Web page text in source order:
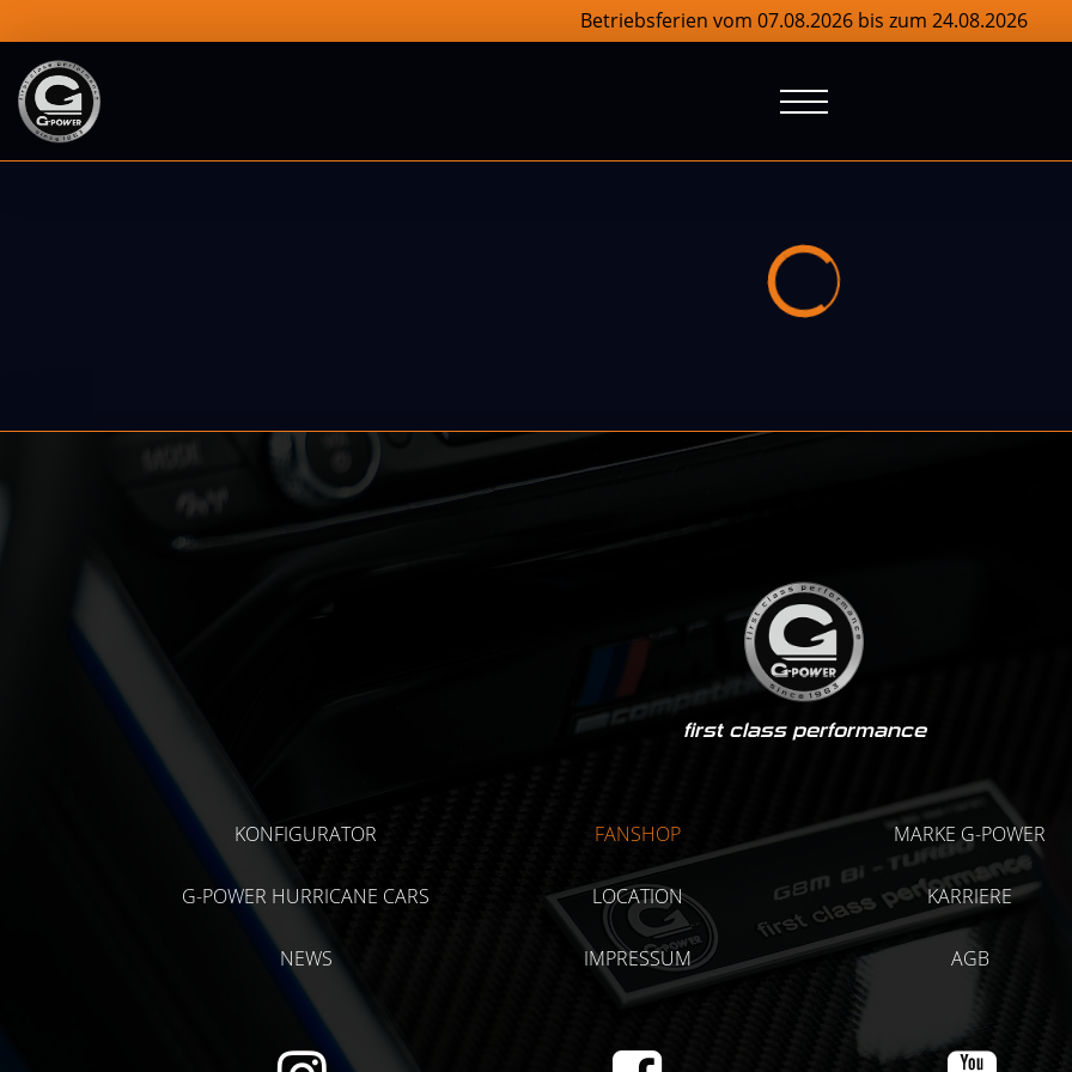
Betriebsferien vom 07.08.2026 bis zum 24.08.2026
first class performance
KONFIGURATOR FANSHOP MARKE G-POWER
G-POWER HURRICANE CARS LOCATION KARRIERE
NEWS IMPRESSUM AGB